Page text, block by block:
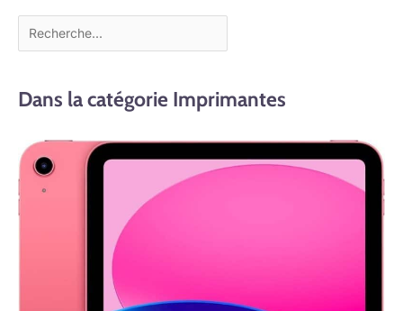
Dans la catégorie Imprimantes